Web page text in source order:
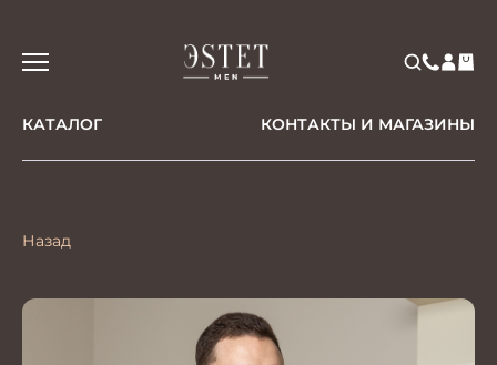
КАТАЛОГ КОНТАКТЫ И МАГАЗИНЫ
Назад